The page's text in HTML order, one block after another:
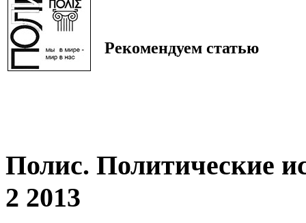
Рекомендуем статью
Полис. Политические
2 2013